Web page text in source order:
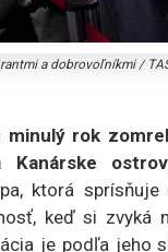
a dobrovoľníkmi/
rok
ktorá
keď si zvyká
je podľa jeho